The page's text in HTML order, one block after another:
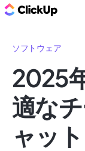
ソフトウェア
2025
適な
ャッ